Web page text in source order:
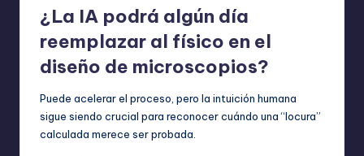
¿La IA podrá algún día
reemplazar al físico en el
diseño de microscopios?
Puede acelerar el proceso, pero la intuición humana
sigue siendo crucial para reconocer cuándo una “locura”
calculada merece ser probada.